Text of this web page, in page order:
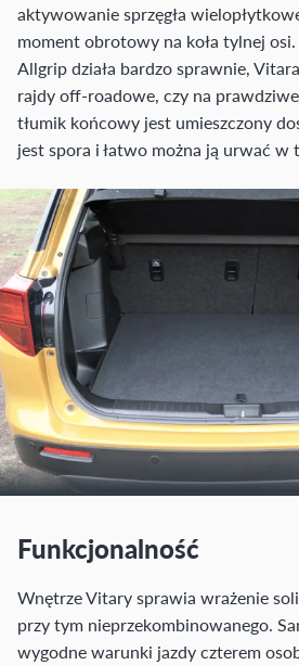
aktywowanie sprzęgła
moment obrotowy na koła tylnej
Allgrip działa bardzo sprawnie,
rajdy off-roadowe, czy na
tłumik końcowy jest umieszczony
jest spora i łatwo można ją urwać w
Funkcjonalność
Wnętrze Vitary sprawia wrażenie
przy tym nieprzekombinowanego.
wygodne warunki jazdy czterem